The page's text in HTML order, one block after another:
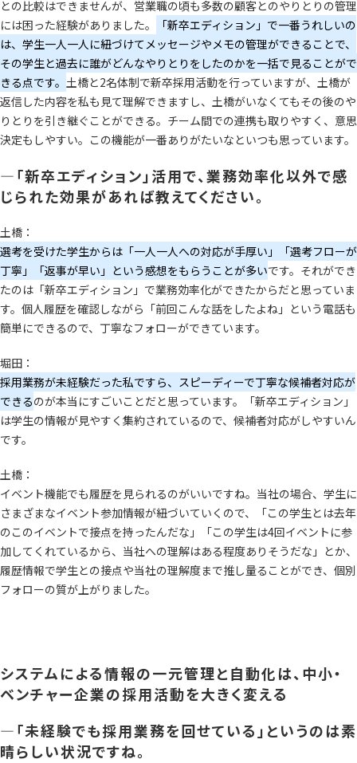
との比較はできませんが、営業職の頃も多数の顧客とのやりとりの管理
には困った経験がありました。
「新卒エディション」で一番うれしいの
は、学生一人一人に紐づけてメッセージやメモの管理ができることで、
その学生と過去に誰がどんなやりとりをしたのかを一括で見ることがで
きる点です。 土橋と2名体制で新卒採用活動を行っていますが、土橋が
返信した内容を私も見て理解できますし、土橋がいなくてもその後のや
りとりを引き継ぐことができる。チーム間での連携も取りやすく、意思
決定もしやすい。この機能が一番ありがたいなといつも思っています。
―「新卒エディション」活用で、業務効率化以外で感
じられた効果があれば教えてください。
土橋：
選考を受けた学生からは「一人一人への対応が手厚い」「選考フローが
丁寧」「返事が早い」という感想をもらうことが多いです。それができ
たのは「新卒エディション」で業務効率化ができたからだと思っていま
す。個人履歴を確認しながら「前回こんな話をしたよね」という電話も
簡単にできるので、丁寧なフォローができています。
堀田：
採用業務が未経験だった私ですら、スピーディーで丁寧な候補者対応が
できるのが本当にすごいことだと思っています。「新卒エディション」
は学生の情報が見やすく集約されているので、候補者対応がしやすいん
です。
土橋：
イベント機能でも履歴を見られるのがいいですね。当社の場合、学生に
さまざまなイベント参加情報が紐づいていくので、「この学生とは去年
のこのイベントで接点を持ったんだな」「この学生は4回イベントに参
加してくれているから、当社への理解はある程度ありそうだな」とか、
履歴情報で学生との接点や当社の理解度まで推し量ることができ、個別
フォローの質が上がりました。
システムによる情報の一元管理と自動化は、中小・
ベンチャー企業の採用活動を大きく変える
―「未経験でも採用業務を回せている」というのは素
晴らしい状況ですね。